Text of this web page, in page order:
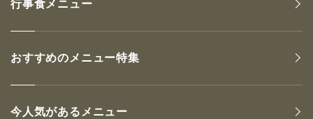
行事食メニュー
おすすめのメニュー特集
今人気があるメニュー